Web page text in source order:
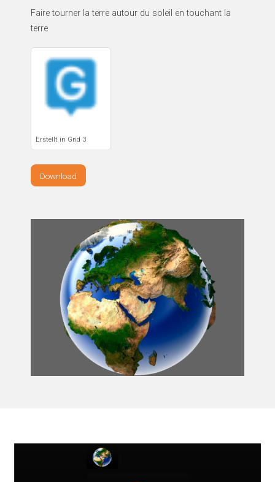
Faire tourner la terre autour du soleil en touchant la
terre
Erstellt in Grid 3
Download